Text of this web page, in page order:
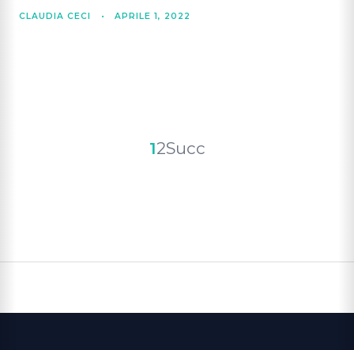
CLAUDIA CECI • APRILE 1, 2022
Paginazione
12Succ